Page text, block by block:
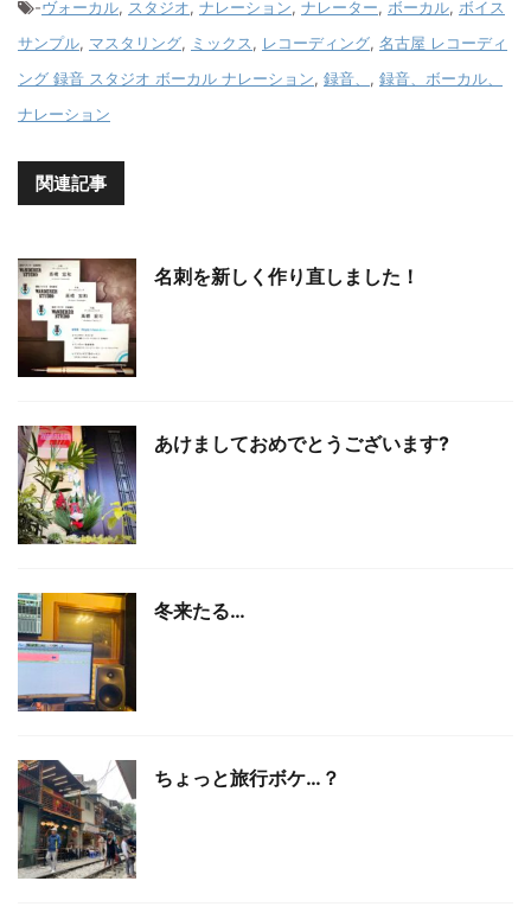
-ヴォーカル, スタジオ, ナレーション, ナレーター, ボーカル, ボイス
サンプル, マスタリング, ミックス, レコーディング, 名古屋 レコーディ
ング 録音 スタジオ ボーカル ナレーション, 録音、 , 録音、ボーカル、
ナレーション
関連記事
名刺を新しく作り直しました！
あけましておめでとうございます?
冬来たる…
ちょっと旅行ボケ…？